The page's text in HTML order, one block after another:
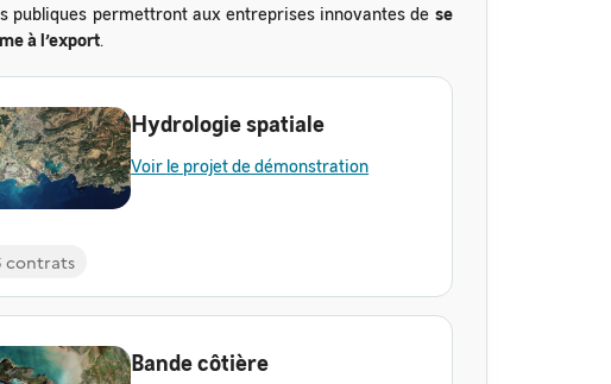
publiques permettront aux entreprises innovantes de se
à l’export.
contrats
Hydrologie spatiale
Voir le projet de démonstration
Bande côtière